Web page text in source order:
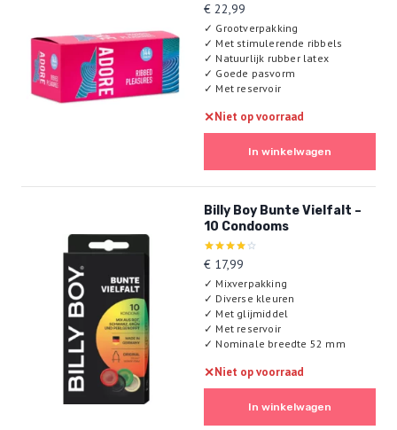
Gewaardeerd
4.33
uit 5
€ 22,99
✓ Grootverpakking
✓ Met stimulerende ribbels
✓ Natuurlijk rubber latex
✓ Goede pasvorm
✓ Met reservoir
✕Niet op voorraad
In winkelwagen
Billy Boy Bunte Vielfalt –
10 Condooms
Gewaardeerd
4.00
uit 5
€ 17,99
✓ Mixverpakking
✓ Diverse kleuren
✓ Met glijmiddel
✓ Met reservoir
✓ Nominale breedte 52 mm
✕Niet op voorraad
In winkelwagen